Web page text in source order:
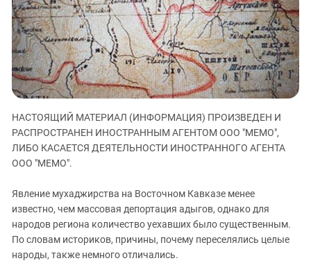
ЗАСТАВЛЯЕТ
КАВКАЗ ЗА ПАЛЕСТИНУ
ИНАКОМЫСЛИЕ В ЧЕЧНЕ
ПРЕСЛЕДОВАНИЕ АКТИВИСТОВ
МОБИЛИЗАЦИЯ И ПРОТЕСТЫ
Дагестан
Ингушетия
Кабардино-Балкария
Калмыкия
Карачаево-Черкесия
Краснодарский край
Российская Федерация
Северная Осетия - Алания
СКФО
Ставропольский край
НАСТОЯЩИЙ МАТЕРИАЛ (ИНФОРМАЦИЯ) ПРОИЗВЕДЕН И
РАСПРОСТРАНЕН ИНОСТРАННЫМ АГЕНТОМ ООО "МЕМО",
ЛИБО КАСАЕТСЯ ДЕЯТЕЛЬНОСТИ ИНОСТРАННОГО АГЕНТА
ООО "МЕМО".
Явление мухаджирства на Восточном Кавказе менее
известно, чем массовая депортация адыгов, однако для
народов региона количество уехавших было существенным.
По словам историков, причины, почему переселялись целые
народы, также немного отличались.